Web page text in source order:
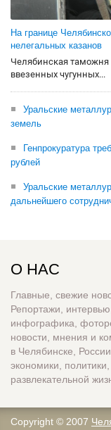
На границе
нелегальных казанов
Челябинская таможня
ввезенных чугунных...
Уральские
земель
Генпрокуратура
рублей
Уральские
дальнейшего
О НАС
Главные, свежие
Репортажи,
инфографика,
новости, мнения и
в Челябинске,
экономики,
развлекательной
Copyright © 2007